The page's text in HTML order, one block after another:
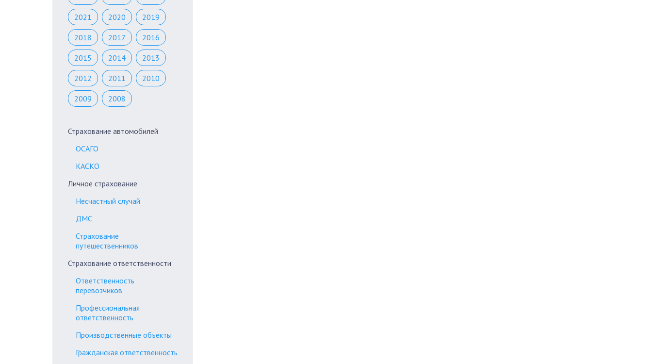
2021 2020 2019
2018 2017 2016
2015 2014 2013
2012 2011 2010
2009 2008
Страхование автомобилей
ОСАГО
КАСКО
Личное страхование
Несчастный случай
ДМС
Страхование
путешественников
Страхование ответственности
Ответственность
перевозчиков
Профессиональная
ответственность
Производственные объекты
Гражданская ответственность